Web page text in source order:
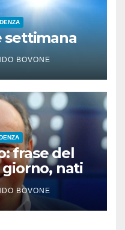
settimana
BOVONE
frase del
nati
oggi
BOVONE